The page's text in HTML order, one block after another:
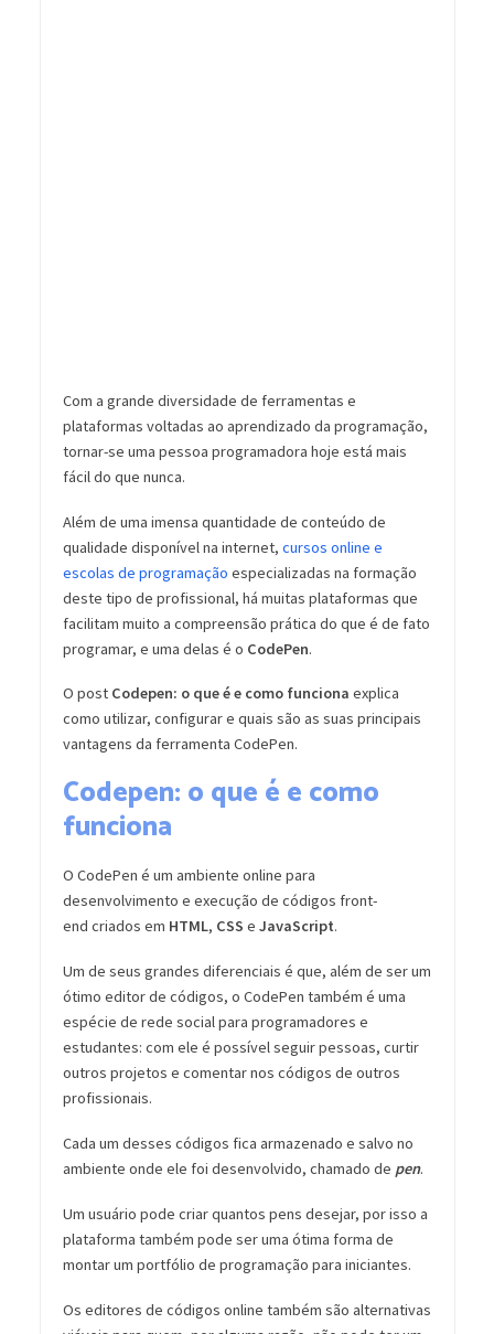
Com a grande diversidade de ferramentas e
plataformas voltadas ao aprendizado da programação,
tornar-se uma pessoa programadora hoje está mais
fácil do que nunca.
Além de uma imensa quantidade de conteúdo de
qualidade disponível na internet, cursos online e
escolas de programação especializadas na formação
deste tipo de profissional, há muitas plataformas que
facilitam muito a compreensão prática do que é de fato
programar, e uma delas é o CodePen.
O post Codepen: o que é e como funciona explica
como utilizar, configurar e quais são as suas principais
vantagens da ferramenta CodePen.
Codepen: o que é e como
funciona
O CodePen é um ambiente online para
desenvolvimento e execução de códigos front-
end criados em HTML, CSS e JavaScript.
Um de seus grandes diferenciais é que, além de ser um
ótimo editor de códigos, o CodePen também é uma
espécie de rede social para programadores e
estudantes: com ele é possível seguir pessoas, curtir
outros projetos e comentar nos códigos de outros
profissionais.
Cada um desses códigos fica armazenado e salvo no
ambiente onde ele foi desenvolvido, chamado de pen.
Um usuário pode criar quantos pens desejar, por isso a
plataforma também pode ser uma ótima forma de
montar um portfólio de programação para iniciantes.
Os editores de códigos online também são alternativas